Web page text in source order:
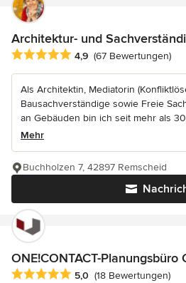
Architektur- und
Durchschnittliche Bewertung: 4.9
4,9 (67 Bewertungen)
Als Architektin, Mediatorin
Bausachverständige sowie Freie
an Gebäuden bin ich seit mehr als
Mehr
Buchholzen 7, 42897 Remscheid
ONE!CONTACT-Planungsbüro
Durchschnittliche Bewertung: 5 von
5,0 (18 Bewertungen)